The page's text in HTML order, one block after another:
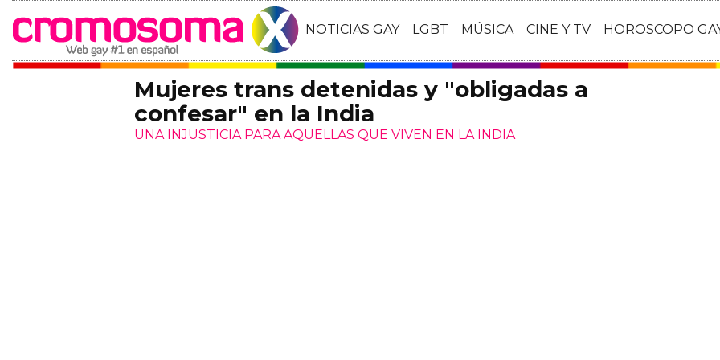
NOTICIAS GAY LGBT MÚSICA CINE Y TV HOROSCOPO
Mujeres trans detenidas y "obligadas a
confesar" en la India
UNA INJUSTICIA PARA AQUELLAS QUE VIVEN EN LA INDIA